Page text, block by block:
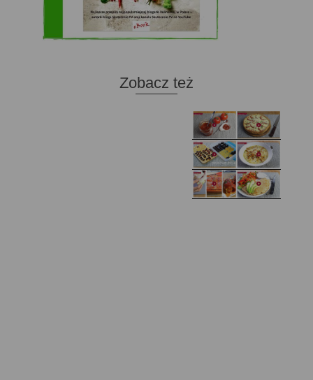
Zobacz też
Domowy ketchup (bez
cukru)
Tarta francuska z
cebulą i pomidorem
Domowe żelki
Zupa kurkowa z
selerem i pietruszką